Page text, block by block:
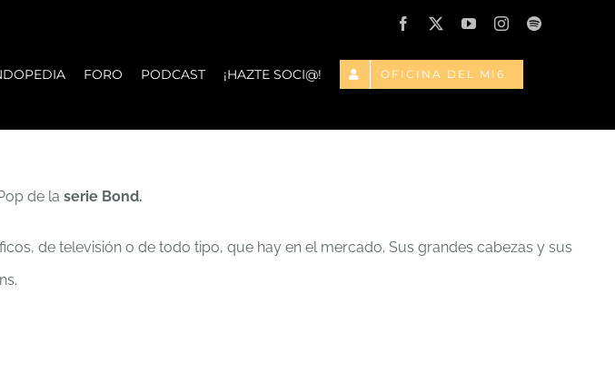
Facebook
X YouTubeInstagramSpotify
FORO PODCAST ¡HAZTE SOCI@! OFICINA DEL MI6
de la serie Bond.
de televisión o de todo tipo, que hay en el mercado. Sus grandes cabezas y sus